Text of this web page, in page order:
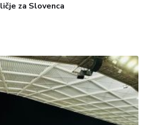
za Slovenca